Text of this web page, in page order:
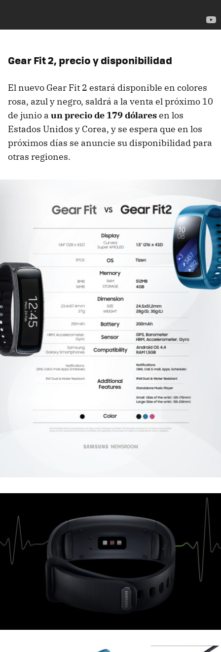
Gear Fit 2, precio y disponibilidad
El nuevo Gear Fit 2 estará disponible en colores
rosa, azul y negro, saldrá a la venta el próximo 10
de junio a un precio de 179 dólaresen los
Estados Unidos y Corea, y se espera que en los
próximos días se anuncie su disponibilidad para
otras regiones.